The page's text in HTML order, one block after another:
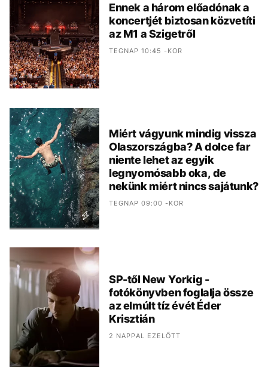
Ennek a három előadónak a
koncertjét biztosan közvetíti
az M1 a Szigetről
TEGNAP 10:45 -KOR
Miért vágyunk mindig vissza
Olaszországba? A dolce far
niente lehet az egyik
legnyomósabb oka, de
nekünk miért nincs sajátunk?
TEGNAP 09:00 -KOR
SP-től New Yorkig -
fotókönyvben foglalja össze
az elmúlt tíz évét Éder
Krisztián
2 NAPPAL EZELŐTT